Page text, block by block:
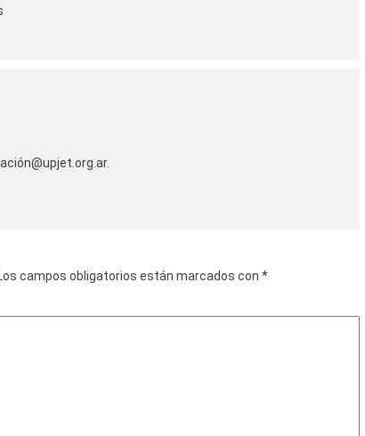
campos obligatorios están marcados con *